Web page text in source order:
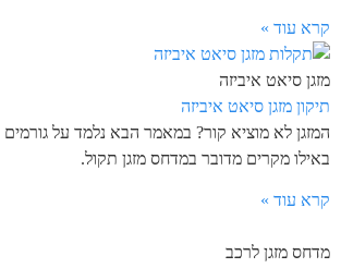
קרא עוד »
מזגן סיאט איביזה
תיקון מזגן סיאט איביזה
המזגן לא מוציא קור? במאמר הבא נלמד על גורמים
באילו מקרים מדובר במדחס מזגן תקול.
קרא עוד »
מדחס מזגן לרכב